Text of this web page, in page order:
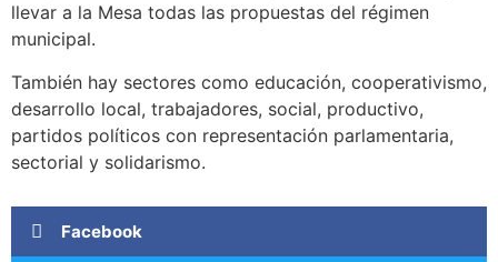
llevar a la Mesa todas las propuestas del régimen
municipal.
También hay sectores como educación, cooperativismo,
desarrollo local, trabajadores, social, productivo,
partidos políticos con representación parlamentaria,
sectorial y solidarismo.
Facebook